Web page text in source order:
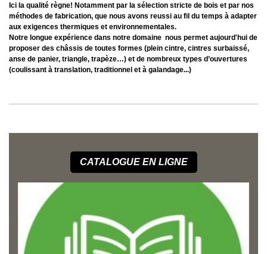
Ici la qualité règne! Notamment par la sélection stricte de bois et par nos
méthodes de fabrication, que nous avons reussi au fil du temps à adapter
aux exigences thermiques et environnementales.
Notre longue expérience dans notre domaine nous permet aujourd'hui de
proposer des châssis de toutes formes (plein cintre, cintres surbaissé,
anse de panier, triangle, trapèze…) et de nombreux types d’ouvertures
(coulissant à translation, traditionnel et à galandage...)
CATALOGUE EN LIGNE